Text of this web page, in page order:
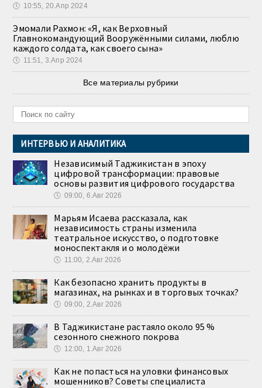
🕔 10:55, 20.Апр 2024
Эмомали Рахмон: «Я, как Верховный
Главнокомандующий Вооружёнными силами, люблю
каждого солдата, как своего сына»
🕔 11:51, 3.Апр 2024
Все материалы рубрики
ИНТЕРВЬЮ И АНАЛИТИКА
Независимый Таджикистан в эпоху
цифровой трансформации: правовые
основы развития цифрового государства
🕔 09:00, 6.Авг 2026
Марьям Исаева рассказала, как
независимость страны изменила
театральное искусство, о подготовке
моноспектакля и о молодёжи
🕔 11:00, 2.Авг 2026
Как безопасно хранить продукты в
магазинах, на рынках и в торговых точках?
🕔 09:00, 2.Авг 2026
В Таджикистане растаяло около 95 %
сезонного снежного покрова
🕔 12:00, 1.Авг 2026
Как не попасться на уловки финансовых
мошенников? Советы специалиста